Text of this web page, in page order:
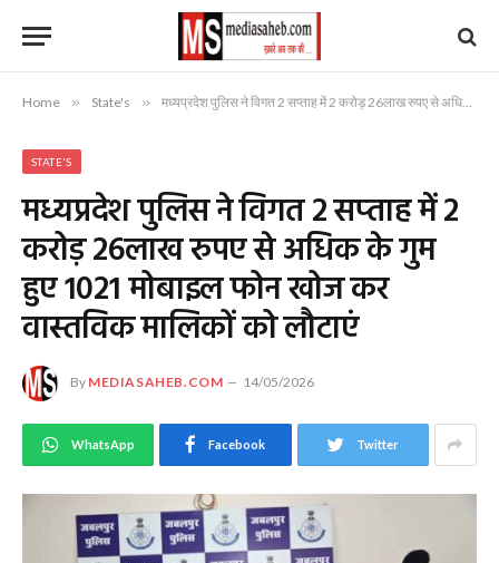
Home » State's » मध्यप्रदेश पुलिस ने विगत 2 सप्‍ताह में 2 करोड़ 26लाख रुपए से अधिक के गुम हुए 1021 मोबाइल फोन खोज कर वास्तविक मालिकों को लौटाएं
STATE'S
मध्यप्रदेश पुलिस ने विगत 2 सप्‍ताह में 2
करोड़ 26लाख रुपए से अधिक के गुम
हुए 1021 मोबाइल फोन खोज कर
वास्तविक मालिकों को लौटाएं
By MEDIASAHEB.COM 14/05/2026
WhatsApp Facebook Twitter